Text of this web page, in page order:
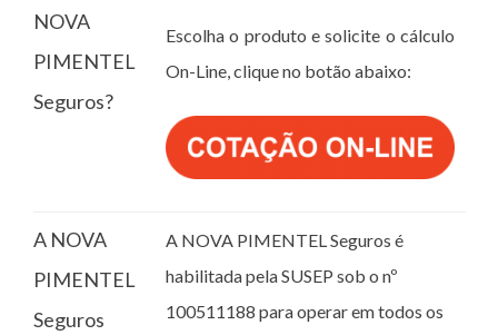
NOVA
PIMENTEL
Seguros?
Escolha o produto e solicite o cálculo
On-Line, clique no botão abaixo:
A NOVA
PIMENTEL
Seguros
A NOVA PIMENTEL Seguros é
habilitada pela SUSEP sob o nº
100511188 para operar em todos os